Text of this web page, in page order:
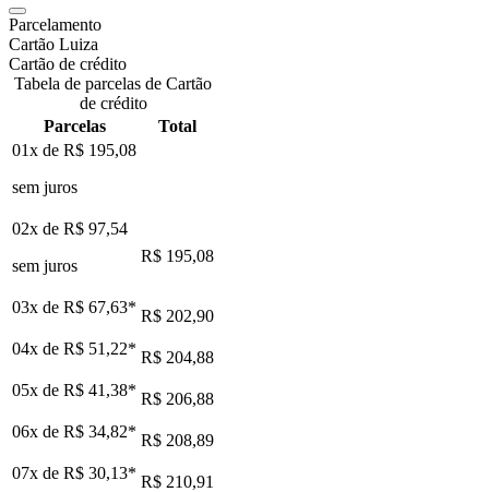
Parcelamento
Cartão Luiza
Cartão de crédito
Tabela de parcelas de Cartão
de crédito
Parcelas
Total
01x de R$ 195,08
sem juros
02x de R$ 97,54
sem juros
R$ 195,08
03x de R$ 67,63* R$ 202,90
04x de R$ 51,22* R$ 204,88
05x de R$ 41,38* R$ 206,88
06x de R$ 34,82* R$ 208,89
07x de R$ 30,13* R$ 210,91